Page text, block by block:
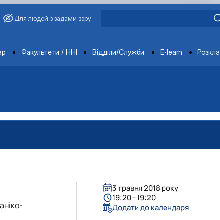
Для людей з вадами зору
Факультети / ННІ Відділи/Служби E-learn
3 травня 2018 року
19:20 - 19:20
Додати до календаря